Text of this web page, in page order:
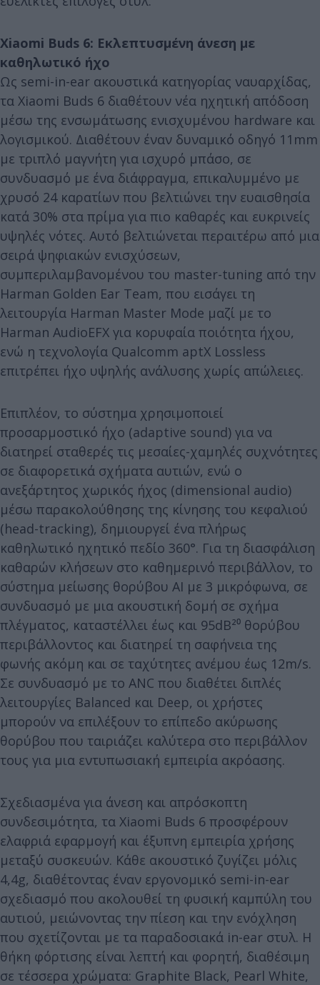
Xiaomi Buds 6: Εκλεπτυσμένη άνεση με
καθηλωτικό ήχο
Ως semi-in-ear ακουστικά κατηγορίας ναυαρχίδας,
τα Xiaomi Buds 6 διαθέτουν νέα ηχητική απόδοση
μέσω της ενσωμάτωσης ενισχυμένου hardware και
λογισμικού. Διαθέτουν έναν δυναμικό οδηγό 11mm
με τριπλό μαγνήτη για ισχυρό μπάσο, σε
συνδυασμό με ένα διάφραγμα, επικαλυμμένο με
χρυσό 24 καρατίων που βελτιώνει την ευαισθησία
κατά 30% στα πρίμα για πιο καθαρές και ευκρινείς
υψηλές νότες. Αυτό βελτιώνεται περαιτέρω από μια
σειρά ψηφιακών ενισχύσεων,
συμπεριλαμβανομένου του master-tuning από την
Harman Golden Ear Team, που εισάγει τη
λειτουργία Harman Master Mode μαζί με το
Harman AudioEFX για κορυφαία ποιότητα ήχου,
ενώ η τεχνολογία Qualcomm aptX Lossless
επιτρέπει ήχο υψηλής ανάλυσης χωρίς απώλειες.
Επιπλέον, το σύστημα χρησιμοποιεί
προσαρμοστικό ήχο (adaptive sound) για να
διατηρεί σταθερές τις μεσαίες-χαμηλές συχνότητες
σε διαφορετικά σχήματα αυτιών, ενώ ο
ανεξάρτητος χωρικός ήχος (dimensional audio)
μέσω παρακολούθησης της κίνησης του κεφαλιού
(head-tracking), δημιουργεί ένα πλήρως
καθηλωτικό ηχητικό πεδίο 360°. Για τη διασφάλιση
καθαρών κλήσεων στο καθημερινό περιβάλλον, το
σύστημα μείωσης θορύβου AI με 3 μικρόφωνα, σε
συνδυασμό με μια ακουστική δομή σε σχήμα
πλέγματος, καταστέλλει έως και 95dB²⁰ θορύβου
περιβάλλοντος και διατηρεί τη σαφήνεια της
φωνής ακόμη και σε ταχύτητες ανέμου έως 12m/s.
Σε συνδυασμό με το ANC που διαθέτει διπλές
λειτουργίες Balanced και Deep, οι χρήστες
μπορούν να επιλέξουν το επίπεδο ακύρωσης
θορύβου που ταιριάζει καλύτερα στο περιβάλλον
τους για μια εντυπωσιακή εμπειρία ακρόασης.
Σχεδιασμένα για άνεση και απρόσκοπτη
συνδεσιμότητα, τα Xiaomi Buds 6 προσφέρουν
ελαφριά εφαρμογή και έξυπνη εμπειρία χρήσης
μεταξύ συσκευών. Κάθε ακουστικό ζυγίζει μόλις
4,4g, διαθέτοντας έναν εργονομικό semi-in-ear
σχεδιασμό που ακολουθεί τη φυσική καμπύλη του
αυτιού, μειώνοντας την πίεση και την ενόχληση
που σχετίζονται με τα παραδοσιακά in-ear στυλ. Η
θήκη φόρτισης είναι λεπτή και φορητή, διαθέσιμη
σε τέσσερα χρώματα: Graphite Black, Pearl White,